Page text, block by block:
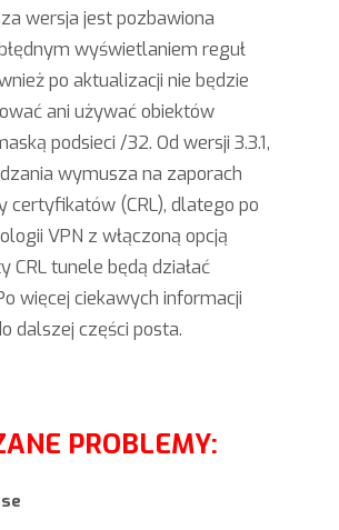
wersja jest pozbawiona
wyświetlaniem reguł
po aktualizacji nie będzie
ani używać obiektów
podsieci /32. Od wersji 3.3.1,
wymusza na zaporach
certyfikatów (CRL), dlatego po
VPN z włączoną opcją
CRL tunele będą działać
więcej ciekawych informacji
dalszej części posta.
PROBLEMY: